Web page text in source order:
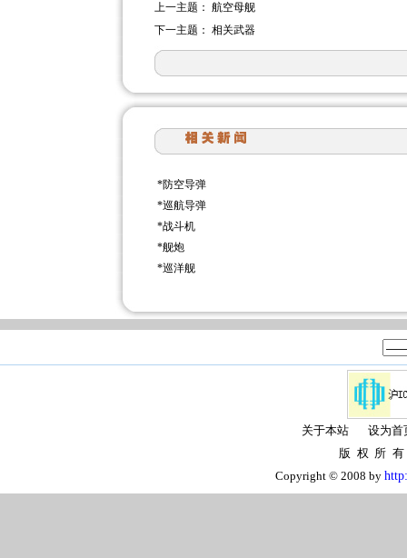
上一主题： 航空母舰
下一主题： 相关武器
*防空导弹
*巡航导弹
*战斗机
*舰炮
*巡洋舰